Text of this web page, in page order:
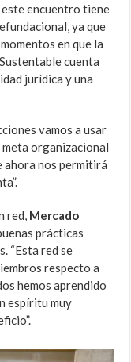
este encuentro tiene
ya que
en que la
cuenta
jurídica y una
vamos a usar
organizacional
ahora nos permitirá
red, Mercado
prácticas
“Esta red se
respecto a
hemos aprendido
espíritu muy